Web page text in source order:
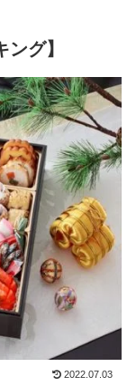
グ】
2022.07.03